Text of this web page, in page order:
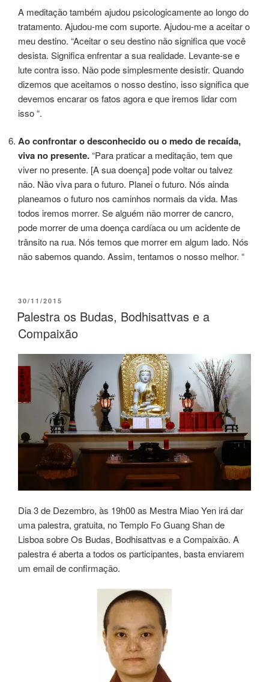
A meditação também ajudou psicologicamente ao longo do
tratamento. Ajudou-me com suporte. Ajudou-me a aceitar o
meu destino. “Aceitar o seu destino não significa que você
desista. Significa enfrentar a sua realidade. Levante-se e
lute contra isso. Não pode simplesmente desistir. Quando
dizemos que aceitamos o nosso destino, isso significa que
devemos encarar os fatos agora e que iremos lidar com
isso “.
Ao confrontar o desconhecido ou o medo de recaída,
viva no presente.“Para praticar a meditação, tem que
viver no presente. [A sua doença] pode voltar ou talvez
não. Não viva para o futuro. Planei o futuro. Nós ainda
planeamos o futuro nos caminhos normais da vida. Mas
todos iremos morrer. Se alguém não morrer de cancro,
pode morrer de uma doença cardíaca ou um acidente de
trânsito na rua. Nós temos que morrer em algum lado. Nós
não sabemos quando. Assim, tentamos o nosso melhor. “
30/11/2015
Palestra os Budas, Bodhisattvas e a
Compaixão
Dia 3 de Dezembro, às 19h00 as Mestra Miao Yen irá dar
uma palestra, gratuita, no Templo Fo Guang Shan de
Lisboa sobre Os Budas, Bodhisattvas e a Compaixão. A
palestra é aberta a todos os participantes, basta enviarem
um email de confirmação.